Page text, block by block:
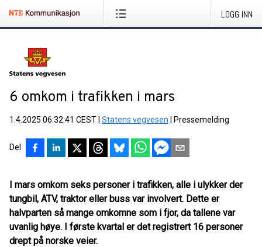
LOGG INN
6 omkom i trafikken i mars
1.4.2025 06:32:41 CEST Statens vegvesen Pressemelding
Del
I mars omkom seks personer i trafikken, alle i ulykker der
tungbil, ATV, traktor eller buss var involvert. Dette er
halvparten så mange omkomne som i fjor, da tallene var
uvanlig høye. I første kvartal er det registrert 16 personer
drept på norske veier.